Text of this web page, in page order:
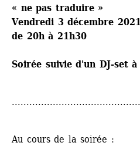
« ne pas traduire »
Vendredi 3 décembre 2021
de 20h à 21h30
Soirée suivie d'un DJ-set à
Au cours de la soirée :